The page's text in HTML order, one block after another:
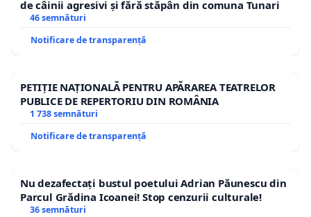
de câinii agresivi și fără stăpân din comuna Tunari
46 semnături
Notificare de transparență
PETIȚIE NAȚIONALĂ PENTRU APĂRAREA TEATRELOR
PUBLICE DE REPERTORIU DIN ROMÂNIA
1 738 semnături
Notificare de transparență
Nu dezafectați bustul poetului Adrian Păunescu din
Parcul Grădina Icoanei! Stop cenzurii culturale!
36 semnături